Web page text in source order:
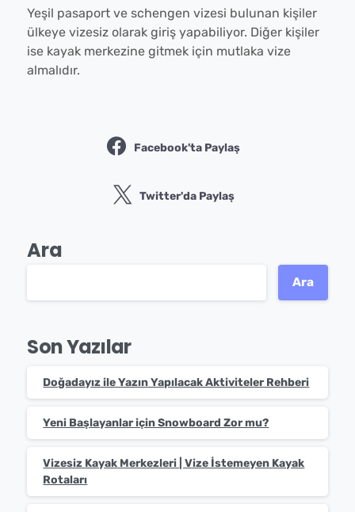
Yeşil pasaport ve schengen vizesi bulunan kişiler
ülkeye vizesiz olarak giriş yapabiliyor. Diğer kişiler
ise kayak merkezine gitmek için mutlaka vize
almalıdır.
Facebook'ta Paylaş
Twitter'da Paylaş
Ara
Ara
Son Yazılar
Doğadayız ile Yazın Yapılacak Aktiviteler Rehberi
Yeni Başlayanlar için Snowboard Zor mu?
Vizesiz Kayak Merkezleri | Vize İstemeyen Kayak
Rotaları